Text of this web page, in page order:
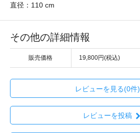
直径：110 cm
その他の詳細情報
販売価格 19,800円(税込)
レビューを見る(0件)
レビューを投稿